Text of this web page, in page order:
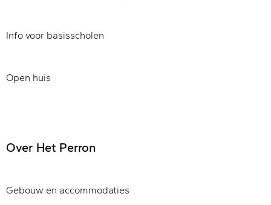
Info voor basisscholen
Open huis
Over Het Perron
Gebouw en accommodaties